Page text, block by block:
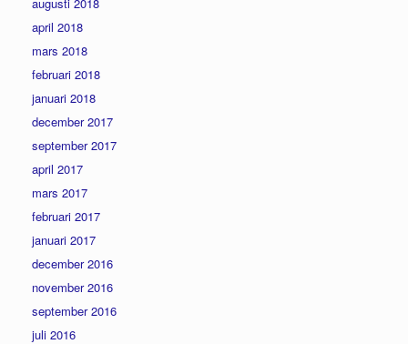
april 2018
mars 2018
februari 2018
januari 2018
december 2017
september 2017
april 2017
mars 2017
februari 2017
januari 2017
december 2016
november 2016
september 2016
juli 2016